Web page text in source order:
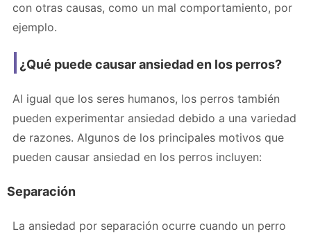
con otras causas, como un mal comportamiento, por
ejemplo.
¿Qué puede causar ansiedad en los perros?
Al igual que los seres humanos, los perros también
pueden experimentar ansiedad debido a una variedad
de razones. Algunos de los principales motivos que
pueden causar ansiedad en los perros incluyen:
Separación
La ansiedad por separación ocurre cuando un perro